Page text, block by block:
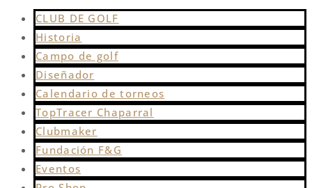
CLUB DE GOLF
Historia
Campo de golf
Diseñador
Calendario de torneos
TopTracer Chaparral
Clubmaker
Fundación F&G
Eventos